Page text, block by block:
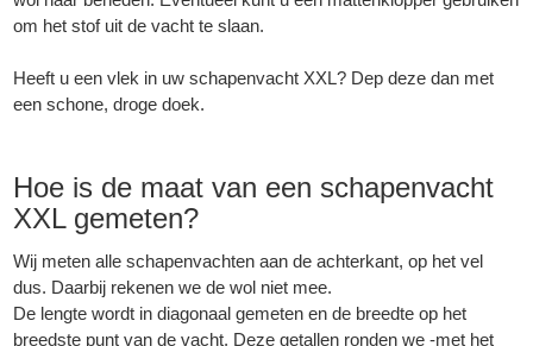
om het stof uit de vacht te slaan.
Heeft u een vlek in uw schapenvacht XXL? Dep deze dan met
een schone, droge doek.
Hoe is de maat van een schapenvacht
XXL gemeten?
Wij meten alle schapenvachten aan de achterkant, op het vel
dus. Daarbij rekenen we de wol niet mee.
De lengte wordt in diagonaal gemeten en de breedte op het
breedste punt van de vacht. Deze getallen ronden we -met het